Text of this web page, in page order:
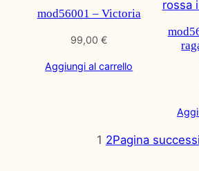
mod56001 – Victoria
99,00 €
Aggiungi al carrello
1 2Pagina